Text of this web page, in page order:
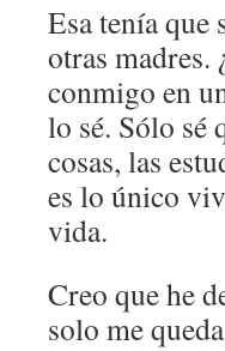
Esa tenía que
otras madres.
conmigo en
lo sé. Sólo sé
cosas, las
es lo único
vida.
Creo que he
solo me